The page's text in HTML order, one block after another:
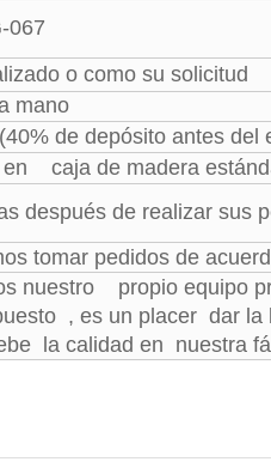
067
o como su solicitud
mano
(40% de depósito antes del
caja de madera
después de realizar sus
tomar pedidos de
nuestro propio equipo
, es un placer dar la
la calidad en nuestra